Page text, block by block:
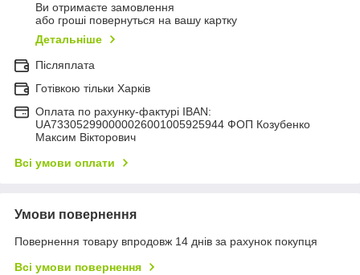
Ви отримаєте замовлення
або гроші повернуться на вашу картку
Детальніше
Післяплата
Готівкою тільки Харків
Оплата по рахунку-фактурі IBAN:
UA733052990000026001005925944 ФОП Козубенко
Максим Вікторович
Всі умови оплати
Умови повернення
Повернення товару впродовж 14 днів за рахунок покупця
Всі умови повернення